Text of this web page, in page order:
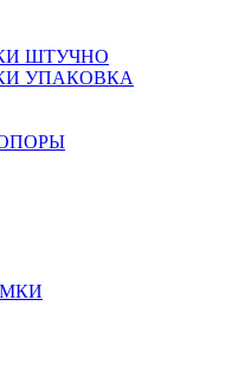
ШТУЧНО
УПАКОВКА